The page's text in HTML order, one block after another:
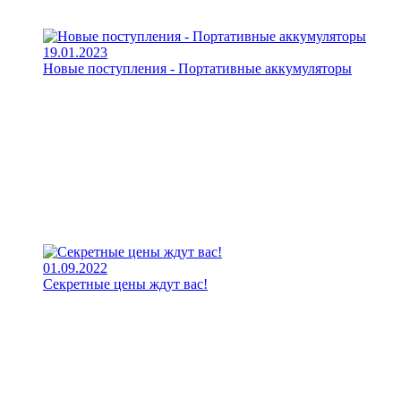
19.01.2023
Новые поступления - Портативные аккумуляторы
01.09.2022
Секретные цены ждут вас!